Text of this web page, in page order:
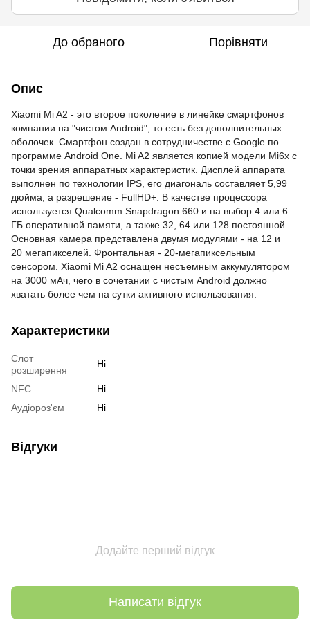
До обраного Порівняти
Опис
Xiaomi Mi A2 - это второе поколение в линейке смартфонов
компании на "чистом Android", то есть без дополнительных
оболочек. Смартфон создан в сотрудничестве с Google по
программе Android One. Mi A2 является копией модели Mi6x с
точки зрения аппаратных характеристик. Дисплей аппарата
выполнен по технологии IPS, его диагональ составляет 5,99
дюйма, а разрешение - FullHD+. В качестве процессора
используется Qualcomm Snapdragon 660 и на выбор 4 или 6
ГБ оперативной памяти, а также 32, 64 или 128 постоянной.
Основная камера представлена двумя модулями - на 12 и
20 мегапикселей. Фронтальная - 20-мегапиксельным
сенсором. Xiaomi Mi A2 оснащен несъемным аккумулятором
на 3000 мАч, чего в сочетании с чистым Android должно
хватать более чем на сутки активного использования.
Характеристики
Слот
розширення
Ні
NFC
Ні
Аудіороз'єм
Ні
Відгуки
Додайте перший відгук
Написати відгук